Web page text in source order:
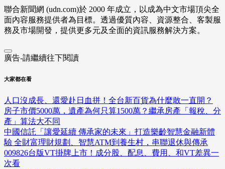
聯合新聞網 (udn.com)於 2000 年成立，以成為中文市場頂尖全
面內容服務提供者為目標。透過優質內容、資源整合、客製服
務及市場開發，提供更多元及全面的資訊服務解決方案。
廣告-請繼續往下閱讀
大家都在看
人口沒成長、還愛赴日血拼！全台新百貨為什麼敢一直開？
房子市價5000萬，遺產為何只算1500萬？繼承房產「報稅、分
產」算法大不同
中國信託「讓愛延續 傳承家的未來」打造樂齡智慧金融新體
驗 全財富理財規劃、智慧ATM到養生村，串聯退休與傳承
009826台版VT掛牌上市！成分股、配息、費用、和VT差異一
次看